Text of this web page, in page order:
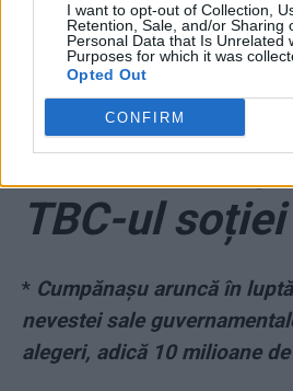
I want to opt-out of Collection,
Retention, Sale, and/or Sharing
Personal Data that Is Unrelated
Purposes for which it was
Opted Out
CONFIRM
*VIDEO.
aruncă în
TBC-ul soției
* Cumpănașu aruncă în
nevestei sale
alegeri, adică 10 milioane